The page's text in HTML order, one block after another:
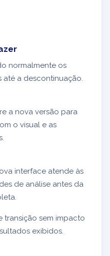
normalmente os
até a descontinuação.
a nova versão para
o visual e as
interface atende às
de análise antes da
transição sem impacto
exibidos.